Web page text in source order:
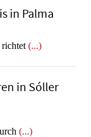
in Palma
(...)
in Sóller
(...)